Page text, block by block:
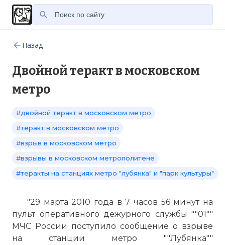
Назад
Двойной теракт в московском
метро
#двойной теракт в московском метро
#теракт в московском метро
#взрыв в московском метро
#взрывы в московском метрополитене
#теракты на станциях метро "лубянка" и "парк культуры"
"29 марта 2010 года в 7 часов 56 минут на
пульт оперативного дежурного службы ""01""
МЧС России поступило сообщение о взрыве
на станции метро ""Лубянка""